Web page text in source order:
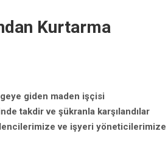
Kurtarma
giden maden işçisi
takdir ve şükranla karşılandılar
ve işyeri yöneticilerimize